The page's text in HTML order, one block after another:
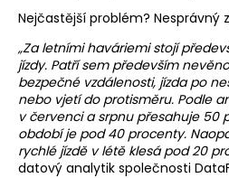
Nejčastější problém? Nesprávný
„Za letními haváriemi stojí
jízdy. Patří sem především
bezpečné vzdálenosti, jízda po
nebo vjetí do protisměru. Podle
v červenci a srpnu přesahuje 50
období je pod 40 procenty.
rychlé jízdě v létě klesá pod 20
datový analytik společnosti